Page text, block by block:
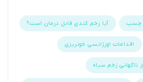
آیا زخم کندی قابل درمان است؟
اقدامات اورژانسی خونریزی
ناگهانی زخم سیاه